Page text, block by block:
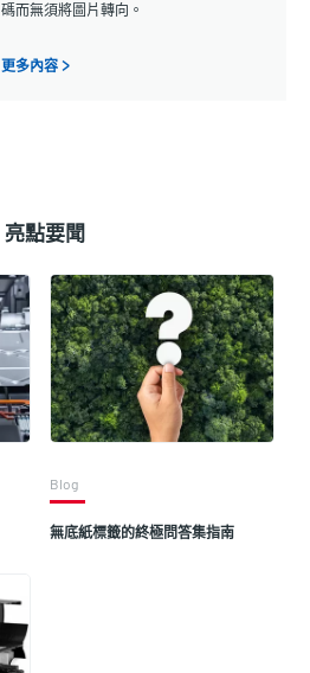
碼而無須將圖片轉向。
更多內容 >
亮點要聞
Blog
無底紙標籤的終極問答集指南